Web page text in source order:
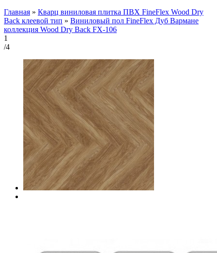
Главная » Кварц виниловая плитка ПВХ FineFlex Wood Dry
Back клеевой тип » Виниловый пол FineFlex Дуб Вармане
коллекция Wood Dry Back FX-106
1
/4